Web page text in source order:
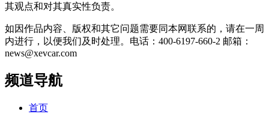
其观点和对其真实性负责。
如因作品内容、版权和其它问题需要同本网联系的，请在一周
内进行，以便我们及时处理。电话：400-6197-660-2 邮箱：
news@xevcar.com
频道导航
首页